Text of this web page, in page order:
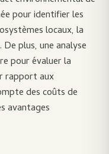
pour identifier les
locaux, la
plus, une analyse
pour évaluer la
rapport aux
des coûts de
avantages